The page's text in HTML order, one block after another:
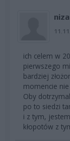
niza
ich celem w
pierwszego
bardziej
momencie
Oby
po to siedzi
i z tym,
kłopotów z